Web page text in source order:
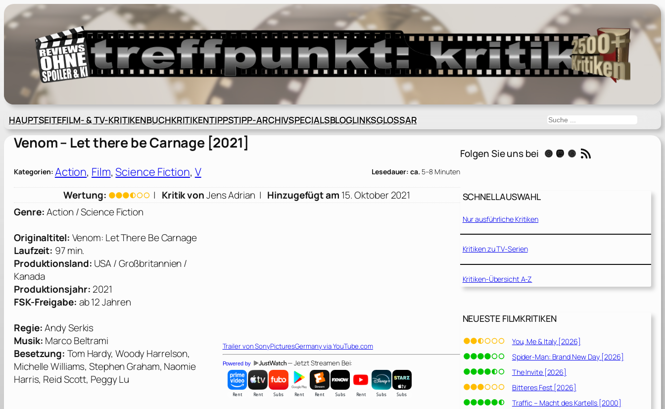
Zum
Inhalt
springen
HAUPTSEITEFILM- & TV-KRITIKENBUCHKRITIKENTIPPSTIPP-ARCHIVSPECIALSBLOGLINKSGLOSSAR Suchen
Venom – Let there be Carnage [2021]
Kategorien: Action, Film, Science Fiction, V Lesedauer: ca. 5–8 Minuten
Wertung: | Kritik vonJens Adrian | Hinzugefügt am 15. Oktober 2021
Trailer vonSonyPicturesGermanyvia YouTube.com
Powered by — Jetzt Streamen Bei:
Genre:Action / Science Fiction
Originaltitel: Venom: Let There Be Carnage
Laufzeit: 97 min.
Produktionsland: USA / Großbritannien /
Kanada
Produktionsjahr: 2021
FSK-Freigabe: ab 12 Jahren
Regie:Andy Serkis
Musik: Marco Beltrami
Besetzung: Tom Hardy, Woody Harrelson,
Michelle Williams, Stephen Graham, Naomie
Harris, Reid Scott, Peggy Lu
Folgen Sie uns bei Instagram Mastodon Threads RSS-Feed
SCHNELLAUSWAHL
Nur ausführliche Kritiken
Kritiken zu TV-Serien
Kritiken-Übersicht A-Z
NEUESTE FILMKRITIKEN
You, Me & Italy [2026]
Spider-Man: Brand New Day [2026]
The Invite [2026]
Bitteres Fest [2026]
Traffic – Macht des Kartells [2000]